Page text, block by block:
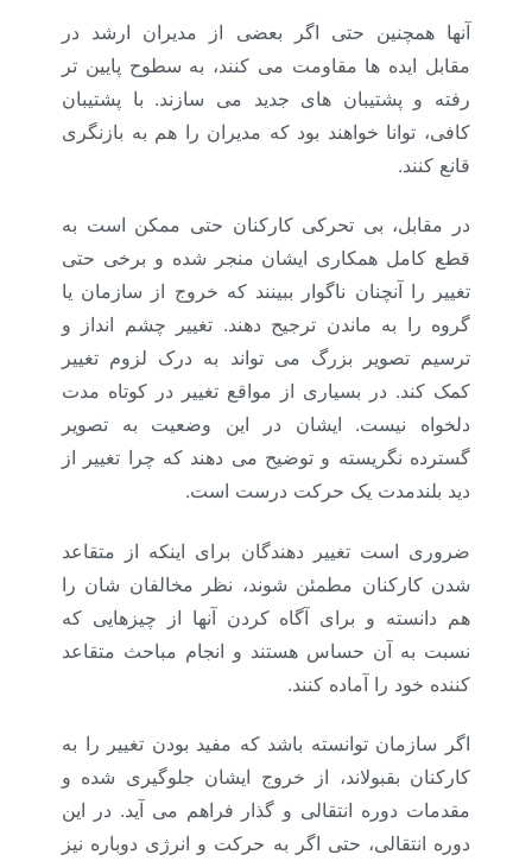
آنها همچنین حتی اگر بعضی از مدیران ارشد در
مقابل ایده ها مقاومت می کنند، به سطوح پایین تر
رفته و پشتیبان های جدید می سازند. با پشتیبان
کافی، توانا خواهند بود که مدیران را هم به بازنگری
قانع کنند.
در مقابل، بی تحرکی کارکنان حتی ممکن است به
قطع کامل همکاری ایشان منجر شده و برخی حتی
تغییر را آنچنان ناگوار ببینند که خروج از سازمان یا
گروه را به ماندن ترجیح دهند. تغییر چشم انداز و
ترسیم تصویر بزرگ می تواند به درک لزوم تغییر
کمک کند. در بسیاری از مواقع تغییر در کوتاه مدت
دلخواه نیست. ایشان در این وضعیت به تصویر
گسترده نگریسته و توضیح می دهند که چرا تغییر از
دید بلندمدت یک حرکت درست است.
ضروری است تغییر دهندگان برای اینکه از متقاعد
شدن کارکنان مطمئن شوند، نظر مخالفان شان را
هم دانسته و برای آگاه کردن آنها از چیزهایی که
نسبت به آن حساس هستند و انجام مباحث متقاعد
کننده خود را آماده کنند.
اگر سازمان توانسته باشد که مفید بودن تغییر را به
کارکنان بقبولاند، از خروج ایشان جلوگیری شده و
مقدمات دوره انتقالی و گذار فراهم می آید. در این
دوره انتقالی، حتی اگر به حرکت و انرژی دوباره نیز